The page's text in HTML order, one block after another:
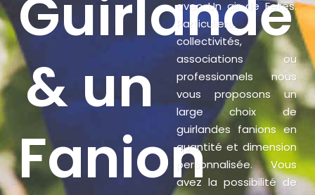
Guirlande
& un
Fanion
avec Un air de Fetes.
Particuliers,
collectivités,
associations ou
professionnels nous
vous proposons un
large choix de
guirlandes fanions en
quantité et dimension
personnalisée. Vous
avez la possibilité de